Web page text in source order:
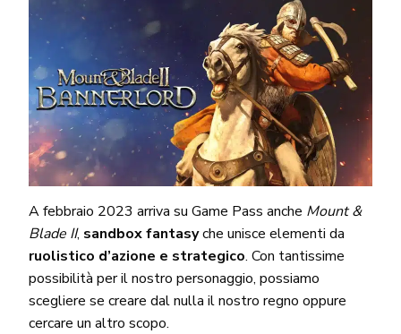
A febbraio 2023 arriva su Game Pass anche Mount &
Blade II, sandbox fantasyche unisce elementi da
ruolistico d’azione e strategico. Con tantissime
possibilità per il nostro personaggio, possiamo
scegliere se creare dal nulla il nostro regno oppure
cercare un altro scopo.